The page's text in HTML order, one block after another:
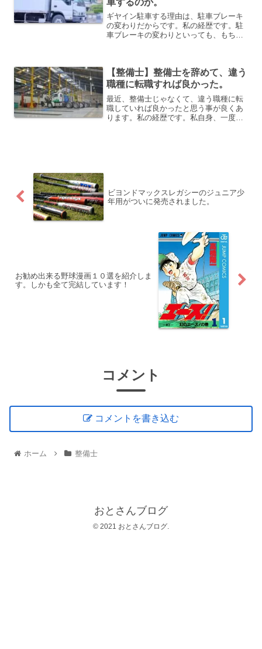
ギヤイン駐車する理由は、駐車ブレーキ
の変わりだからです。私の経歴です。駐
車ブレーキの変わりといっても、もちろ
でもギヤイン駐車するのが...
【整備士】整備士を辞めて、違う
職種に転職すれば良かった。
最近、整備士じゃなくて、違う職種に転
職していれば良かったと思う事が良くあ
ります。私の経歴です。私自身、一度転
ビヨンドマックスレガシーのジュニア少
年用がついに発売されました。
お勧め出来る野球漫画１０選を紹介しま
す。しかも全て完結しています！
コメント
コメントを書き込む
ホーム 整備士
おとさんブログ
© 2021 おとさんブログ.